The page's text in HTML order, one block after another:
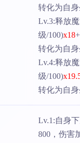
转化为自
Lv.3:释放
级/100)x18
转化为自
Lv.4:释放
级/100)
转化为自
Lv.1:自身
800，伤害